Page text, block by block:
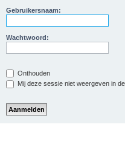
Gebruikersnaam:
Wachtwoord:
Onthouden
Mij deze sessie niet weergeven in